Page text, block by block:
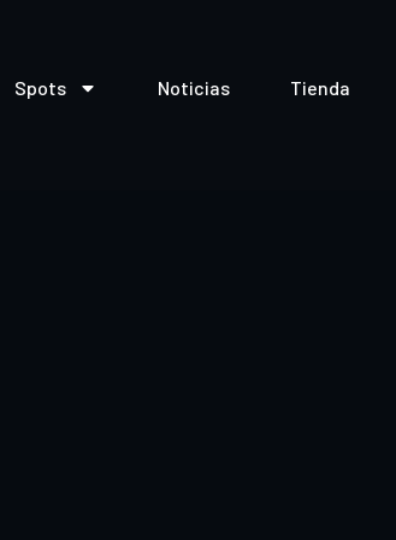
Spots Noticias Tienda